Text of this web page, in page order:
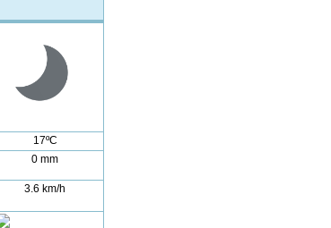
17ºC
0 mm
3.6 km/h